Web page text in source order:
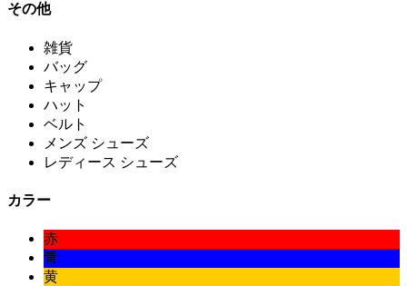
その他
雑貨
バッグ
キャップ
ハット
ベルト
メンズ シューズ
レディース シューズ
カラー
赤
青
黄